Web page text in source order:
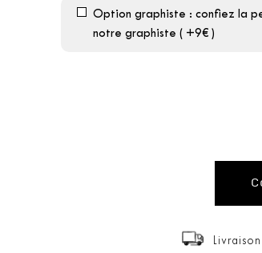
Option graphiste : confiez la
notre graphiste ( +9€ )